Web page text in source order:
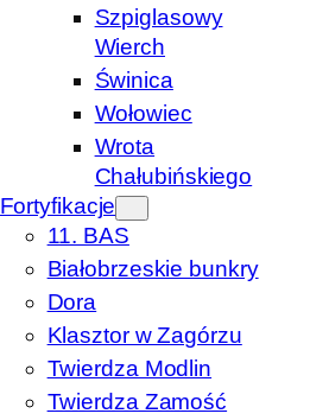
Szpiglasowy
Wierch
Świnica
Wołowiec
Wrota
Chałubińskiego
Fortyfikacje
11. BAS
Białobrzeskie bunkry
Dora
Klasztor w Zagórzu
Twierdza Modlin
Twierdza Zamość